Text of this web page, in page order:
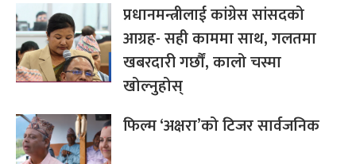
प्रधानमन्त्रीलाई कांग्रेस सांसदको
आग्रह- सही काममा साथ, गलतमा
खबरदारी गर्छौं, कालो चस्मा
खोल्नुहोस्
फिल्म ‘अक्षरा’को टिजर सार्वजनिक